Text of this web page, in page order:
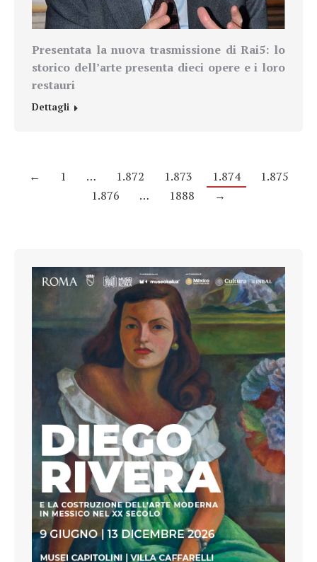
Presentata la nuova trasmissione di Rai5: lo
storico dell’arte presenta dieci opere e i loro
restauri
Dettagli
← 1 … 1.872 1.873 1.874
1.875
1.876
… 1888 →